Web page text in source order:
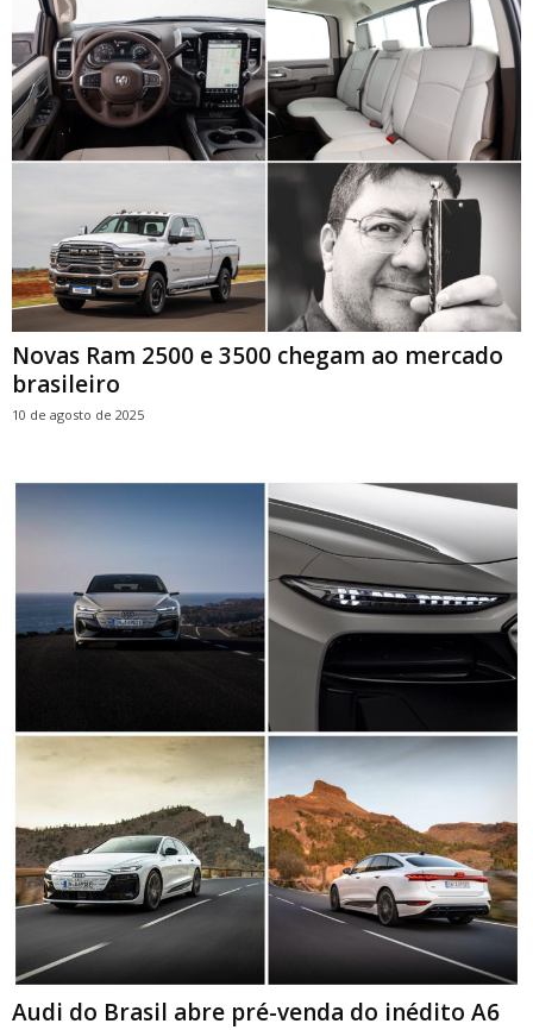
Novas Ram 2500 e 3500 chegam ao mercado
brasileiro
10 de agosto de 2025
Audi do Brasil abre pré-venda do inédito A6